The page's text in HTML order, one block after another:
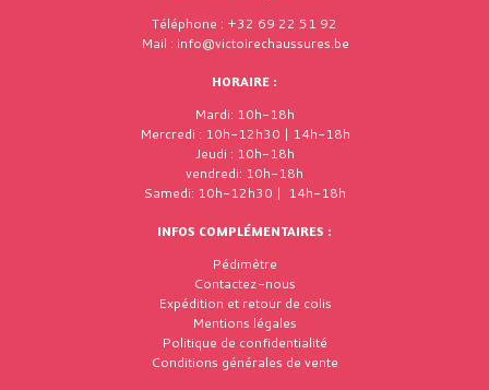
Téléphone : +32 69 22 51 92
Mail : info@victoirechaussures.be
HORAIRE :
Mardi: 10h-18h
Mercredi : 10h-12h30 | 14h-18h
Jeudi : 10h-18h
vendredi: 10h-18h
Samedi: 10h-12h30 | 14h-18h
INFOS COMPLÉMENTAIRES :
Pédimètre
Contactez-nous
Expédition et retour de colis
Mentions légales
Politique de confidentialité
Conditions générales de vente